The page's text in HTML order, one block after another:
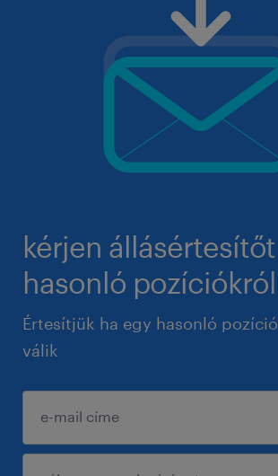
kérjen állásértesítőt
hasonló pozíciókról
Értesítjük ha egy hasonló
válik